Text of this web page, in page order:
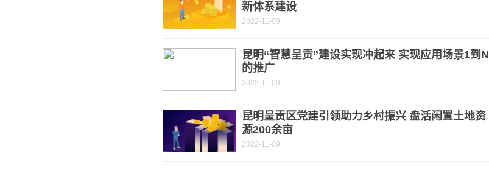
新体系建设
2022-11-09
昆明“智慧呈贡”建设实现冲起来 实现应用场景1到N
的推广
2022-11-09
昆明呈贡区党建引领助力乡村振兴 盘活闲置土地资
源200余亩
2022-11-09